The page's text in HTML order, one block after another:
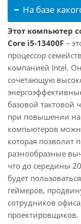
На базе
Этот компьютер
Core i5-13400F –
процессор
компанией Intel.
сочетающую
базовой тактовой
при повышении
компьютеров
которая позволит
разнообразные
что до середины
будет
геймеров,
сотрудников